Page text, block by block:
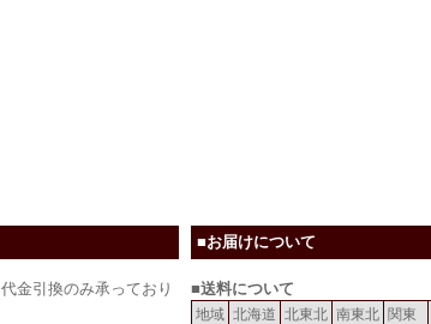
■お届けについて
金引換のみ承っており
■送料について
地域 北海道 北東北 南東北 関東